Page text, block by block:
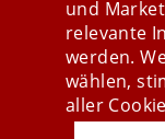
und
relevante
werden.
wählen,
aller